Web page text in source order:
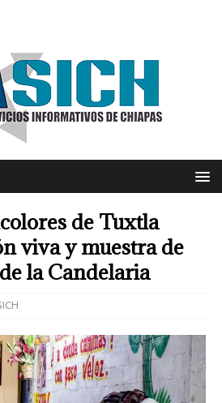
de Tuxtla
viva y muestra de
la Candelaria